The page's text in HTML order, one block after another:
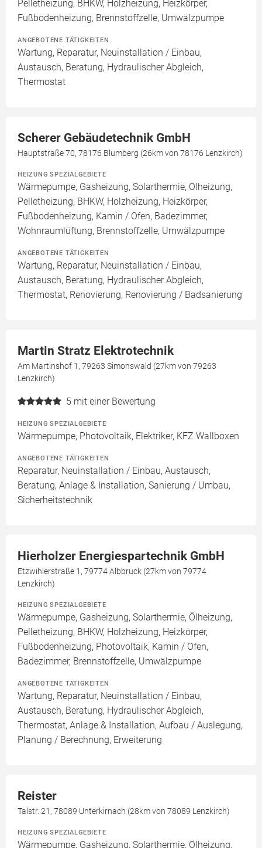
Pelletheizung, BHKW, Holzheizung, Heizkörper,
Fußbodenheizung, Brennstoffzelle, Umwälzpumpe
ANGEBOTENE TÄTIGKEITEN
Wartung, Reparatur, Neuinstallation / Einbau,
Austausch, Beratung, Hydraulischer Abgleich,
Thermostat
Scherer Gebäudetechnik GmbH
Hauptstraße 70, 78176 Blumberg (26km von 78176 Lenzkirch)
HEIZUNG SPEZIALGEBIETE
Wärmepumpe, Gasheizung, Solarthermie, Ölheizung,
Pelletheizung, BHKW, Holzheizung, Heizkörper,
Fußbodenheizung, Kamin / Ofen, Badezimmer,
Wohnraumlüftung, Brennstoffzelle, Umwälzpumpe
ANGEBOTENE TÄTIGKEITEN
Wartung, Reparatur, Neuinstallation / Einbau,
Austausch, Beratung, Hydraulischer Abgleich,
Thermostat, Renovierung, Renovierung / Badsanierung
Martin Stratz Elektrotechnik
Am Martinshof 1, 79263 Simonswald (27km von 79263
Lenzkirch)
5 mit einer Bewertung
HEIZUNG SPEZIALGEBIETE
Wärmepumpe, Photovoltaik, Elektriker, KFZ Wallboxen
ANGEBOTENE TÄTIGKEITEN
Reparatur, Neuinstallation / Einbau, Austausch,
Beratung, Anlage & Installation, Sanierung / Umbau,
Sicherheitstechnik
Hierholzer Energiespartechnik GmbH
Etzwihlerstraße 1, 79774 Albbruck (27km von 79774
Lenzkirch)
HEIZUNG SPEZIALGEBIETE
Wärmepumpe, Gasheizung, Solarthermie, Ölheizung,
Pelletheizung, BHKW, Holzheizung, Heizkörper,
Fußbodenheizung, Photovoltaik, Kamin / Ofen,
Badezimmer, Brennstoffzelle, Umwälzpumpe
ANGEBOTENE TÄTIGKEITEN
Wartung, Reparatur, Neuinstallation / Einbau,
Austausch, Beratung, Hydraulischer Abgleich,
Thermostat, Anlage & Installation, Aufbau / Auslegung,
Planung / Berechnung, Erweiterung
Reister
Talstr. 21, 78089 Unterkirnach (28km von 78089 Lenzkirch)
HEIZUNG SPEZIALGEBIETE
Wärmepumpe, Gasheizung, Solarthermie, Ölheizung,